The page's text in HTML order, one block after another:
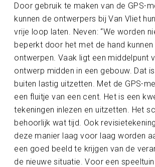
Door gebruik te maken van de GPS-
kunnen de ontwerpers bij Van Vliet
vrije loop laten. Neven: “We worden
beperkt door het met de hand
ontwerpen. Vaak ligt een middelpunt
ontwerp midden in een gebouw. Dat
buiten lastig uitzetten. Met de GPS-
een fluitje van een cent. Het is een
tekeningen inlezen en uitzetten. Het
behoorlijk wat tijd. Ook
deze manier laag voor laag worden
een goed beeld te krijgen van de
de nieuwe situatie. Voor een